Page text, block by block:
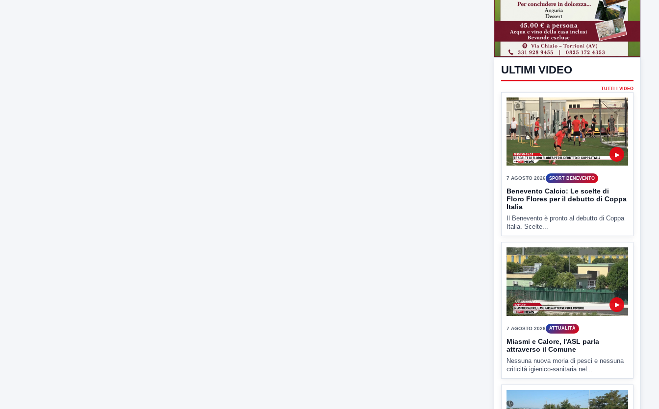
7 AGOSTO 2026 SPORT BENEVENTO
Benevento Calcio: Le scelte di
Floro Flores per il debutto di Coppa
Italia
Il Benevento è pronto al debutto di Coppa
Italia. Scelte...
▶
7 AGOSTO 2026 ATTUALITÀ
Miasmi e Calore, l'ASL parla
attraverso il Comune
Nessuna nuova moria di pesci e nessuna
criticità igienico-sanitaria nel...
▶
7 AGOSTO 2026 CRONACA
ipotesi duplice omicidio stradale
Incidente mortale a Ponte Valentino,
indagato il 21enne alla guida...